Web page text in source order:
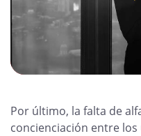
Por último, la falta de
concienciación entre